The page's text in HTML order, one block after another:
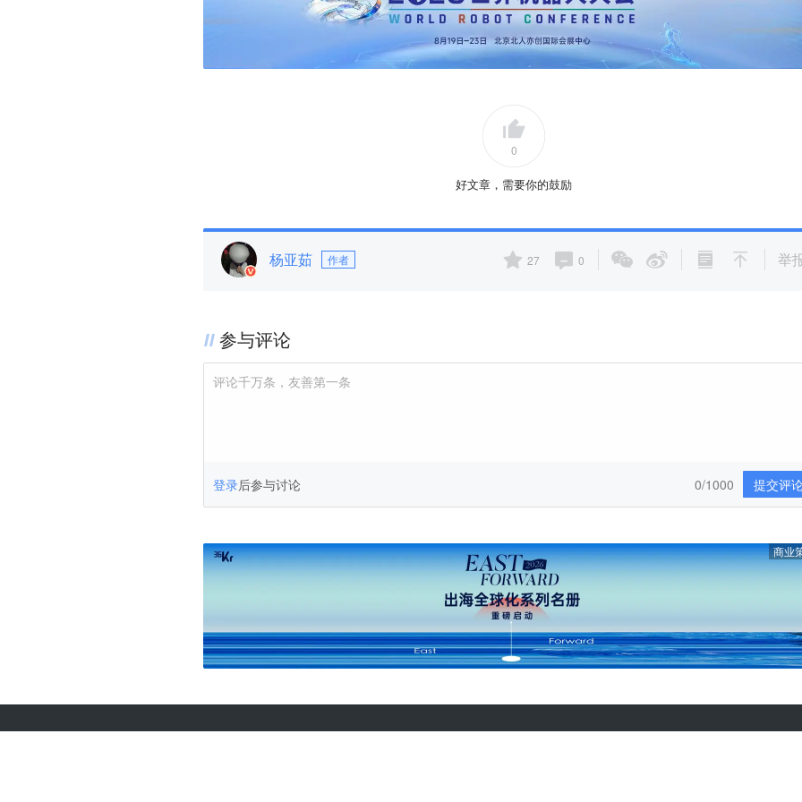
0
好文章，需要你的鼓励
杨亚茹 作者 27 0 举
参与评论
评论千万条，友善第一条
登录后参与讨论 提交评
0/1000
商业
关于36氪 热门推荐 合作伙伴